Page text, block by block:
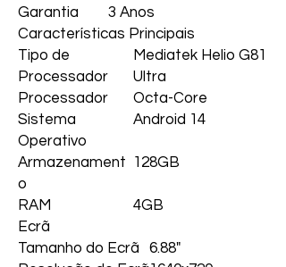
Garantia
3 Anos
Características Principais
Tipo de
Processador
Mediatek Helio G81
Ultra
Processador
Octa-Core
Sistema
Operativo
Android 14
Armazenament
o
128GB
RAM
4GB
Ecrã
Tamanho do Ecrã
6.88"